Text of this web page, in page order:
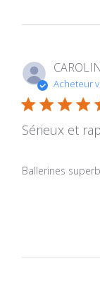
Acheteur
Sérieux et
Ballerines